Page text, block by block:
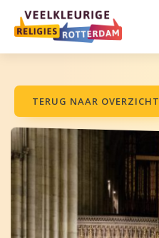
TERUG NAAR OVERZICHT